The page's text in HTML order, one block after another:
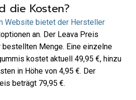
die Kosten?
Website bietet der Hersteller
an. Der Leava Preis
bestellten Menge. Eine einzelne
kostet aktuell 49,95 €, hinzu
in Höhe von 4,95 €. Der
beträgt 79,95 €.